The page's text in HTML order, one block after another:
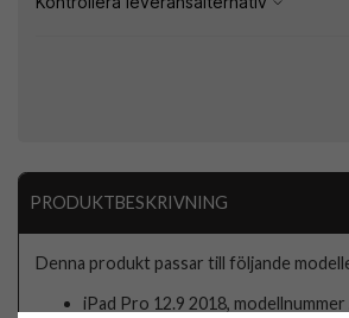
PRODUKTBESKRIVNING
Denna produkt passar till följande
iPad Pro 12.9 2018,